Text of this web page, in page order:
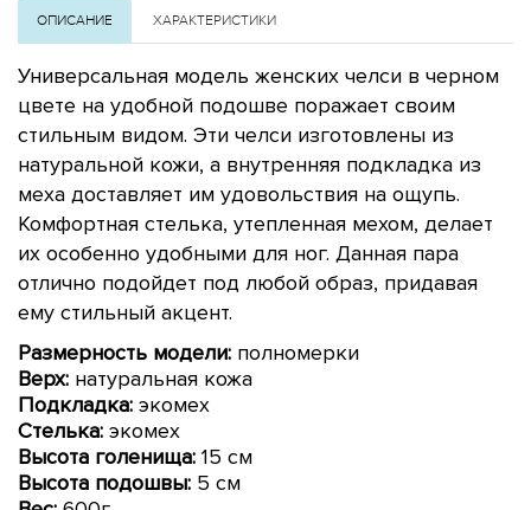
ОПИСАНИЕ ХАРАКТЕРИСТИКИ
Универсальная модель женских челси в черном
цвете на удобной подошве поражает своим
стильным видом. Эти челси изготовлены из
натуральной кожи, а внутренняя подкладка из
меха доставляет им удовольствия на ощупь.
Комфортная стелька, утепленная мехом, делает
их особенно удобными для ног. Данная пара
отлично подойдет под любой образ, придавая
ему стильный акцент.
Размерность модели: полномерки
Верх: натуральная кожа
Подкладка: экомех
Стелька: экомех
Высота голенища: 15 см
Высота подошвы: 5 см